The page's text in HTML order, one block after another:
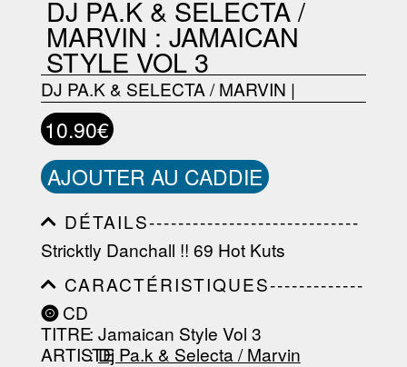
DJ PA.K & SELECTA /
MARVIN : JAMAICAN
STYLE VOL 3
DJ PA.K & SELECTA / MARVIN |
10.90€
AJOUTER AU CADDIE
DÉTAILS-----------------------------
-----------------------------------------
-----------------------------------------
-----------------------------------------
-----------------------------------------
----------------
Stricktly Danchall !! 69 Hot Kuts
CARACTÉRISTIQUES-------------
-----------------------------------------
-----------------------------------------
-----------------------------------------
-----------------------------------------
CD
TITRE: Jamaican Style Vol 3
ARTISTE
:Dj Pa.k & Selecta / Marvin